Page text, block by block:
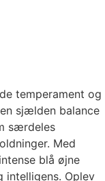
temperament og
sjælden balance
særdeles
Med
blå øjne
intelligens. Oplev